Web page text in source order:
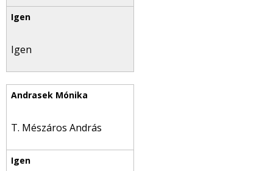
Igen
T. Mészáros András